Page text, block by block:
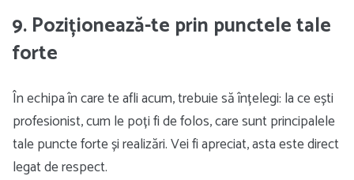
9. Poziționează-te prin punctele tale
forte
În echipa în care te afli acum, trebuie să înțelegi: la ce ești
profesionist, cum le poți fi de folos, care sunt principalele
tale puncte forte și realizări. Vei fi apreciat, asta este direct
legat de respect.